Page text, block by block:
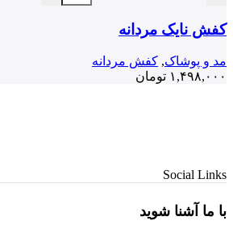
کفش نایک مردانه
مد و پوشاک, کفش مردانه
۱,۴۹۸,۰۰۰ تومان
Social Links
با ما آشنا شوید